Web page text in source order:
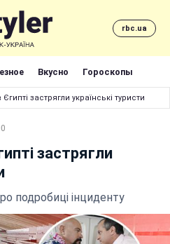
rbc.ua
Вкусно Гороскопы
Єгипті застрягли українські туристи
застрягли
подробиці інциденту